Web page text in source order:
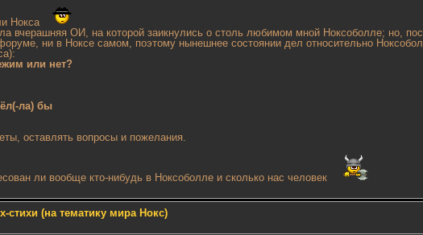
Нокса
вчерашняя ОИ, на которой заикнулись о столь любимом мной Ноксоболле; но,
ни в Ноксе самом, поэтому нынешнее состоянии дел относительно
или нет?
ла) бы
оставлять вопросы и пожелания.
ли вообще кто-нибудь в Ноксоболле и сколько нас человек
стихи (на тематику мира Нокс)